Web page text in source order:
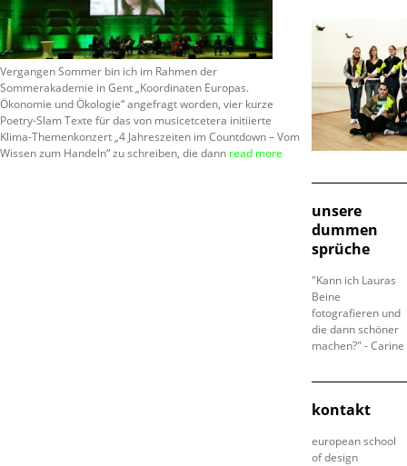
Vergangen Sommer bin ich im Rahmen der
Sommerakademie in Gent „Koordinaten Europas.
Ökonomie und Ökologie“ angefragt worden, vier kurze
Poetry-Slam Texte für das von musicetcetera initiierte
Klima-Themenkonzert „4 Jahreszeiten im Countdown – Vom
Wissen zum Handeln“ zu schreiben, die dann read more
unsere
dummen
sprüche
"Kann ich Lauras
Beine
fotografieren und
die dann schöner
machen?" - Carine
kontakt
european school
of design